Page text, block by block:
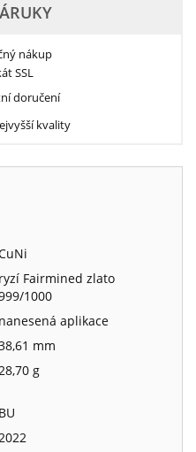
nákup
SSL
doručení
kvality
ryzí Fairmined zlato
1000
nanesená aplikace
mm
g
BU